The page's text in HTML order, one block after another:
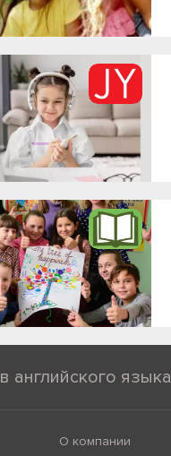
английского языка
О компании